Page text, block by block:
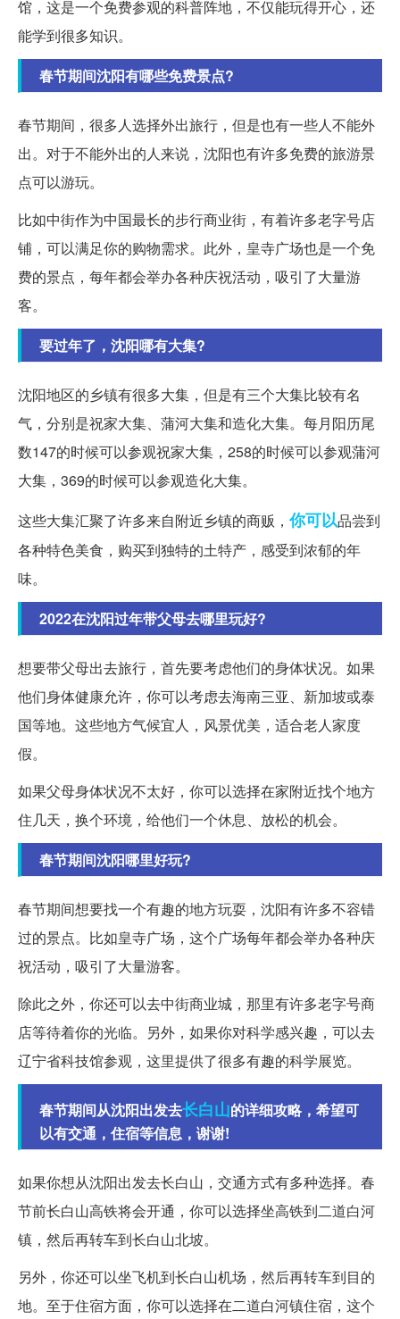
馆，这是一个免费参观的科普阵地，不仅能玩得开心，还
能学到很多知识。
春节期间沈阳有哪些免费景点?
春节期间，很多人选择外出旅行，但是也有一些人不能外
出。对于不能外出的人来说，沈阳也有许多免费的旅游景
点可以游玩。
比如中街作为中国最长的步行商业街，有着许多老字号店
铺，可以满足你的购物需求。此外，皇寺广场也是一个免
费的景点，每年都会举办各种庆祝活动，吸引了大量游
客。
要过年了，沈阳哪有大集?
沈阳地区的乡镇有很多大集，但是有三个大集比较有名
气，分别是祝家大集、蒲河大集和造化大集。每月阳历尾
数147的时候可以参观祝家大集，258的时候可以参观蒲河
大集，369的时候可以参观造化大集。
这些大集汇聚了许多来自附近乡镇的商贩，你可以品尝到
各种特色美食，购买到独特的土特产，感受到浓郁的年
味。
2022在沈阳过年带父母去哪里玩好?
想要带父母出去旅行，首先要考虑他们的身体状况。如果
他们身体健康允许，你可以考虑去海南三亚、新加坡或泰
国等地。这些地方气候宜人，风景优美，适合老人家度
假。
如果父母身体状况不太好，你可以选择在家附近找个地方
住几天，换个环境，给他们一个休息、放松的机会。
春节期间沈阳哪里好玩?
春节期间想要找一个有趣的地方玩耍，沈阳有许多不容错
过的景点。比如皇寺广场，这个广场每年都会举办各种庆
祝活动，吸引了大量游客。
除此之外，你还可以去中街商业城，那里有许多老字号商
店等待着你的光临。另外，如果你对科学感兴趣，可以去
辽宁省科技馆参观，这里提供了很多有趣的科学展览。
春节期间从沈阳出发去长白山的详细攻略，希望可
以有交通，住宿等信息，谢谢!
如果你想从沈阳出发去长白山，交通方式有多种选择。春
节前长白山高铁将会开通，你可以选择坐高铁到二道白河
镇，然后再转车到长白山北坡。
另外，你还可以坐飞机到长白山机场，然后再转车到目的
地。至于住宿方面，你可以选择在二道白河镇住宿，这个